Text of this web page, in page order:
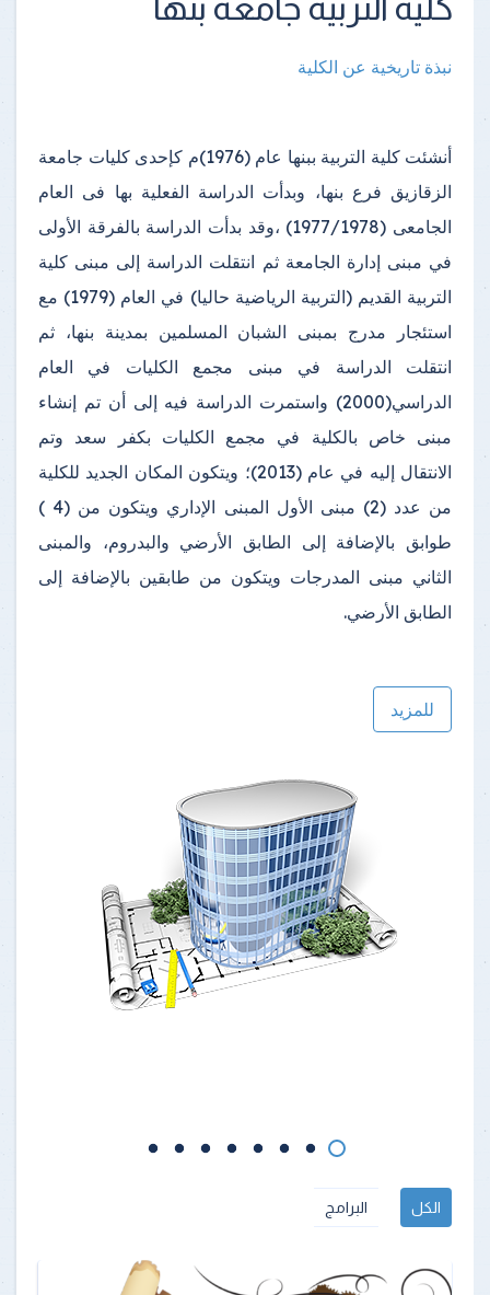
نبذة تاريخية عن الكلية
أنشئت كلية التربية ببنها عام (1976)م كإحدى كليات جامعة
الزقازيق فرع بنها، وبدأت الدراسة الفعلية بها فى العام
الجامعى (1977/1978) ،وقد بدأت الدراسة بالفرقة الأولى
في مبنى إدارة الجامعة ثم انتقلت الدراسة إلى مبنى كلية
التربية القديم (التربية الرياضية حاليا) في العام (1979) مع
استئجار مدرج بمبنى الشبان المسلمين بمدينة بنها، ثم
انتقلت الدراسة في مبنى مجمع الكليات في العام
الدراسي(2000) واستمرت الدراسة فيه إلى أن تم إنشاء
مبنى خاص بالكلية في مجمع الكليات بكفر سعد وتم
الانتقال إليه في عام (2013)؛ ويتكون المكان الجديد للكلية
من عدد (2) مبنى الأول المبنى الإداري ويتكون من (4 )
طوابق بالإضافة إلى الطابق الأرضي والبدروم، والمبنى
الثاني مبنى المدرجات ويتكون من طابقين بالإضافة إلى
الطابق الأرضي.
للمزيد
الكل البرامج